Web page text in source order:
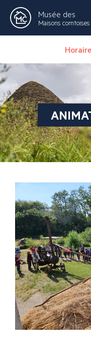
Musée des
Maisons comtoises